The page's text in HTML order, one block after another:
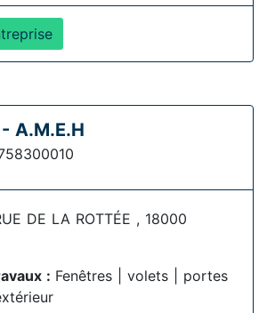
A.M.E.H
DE LA ROTTÉE , 18000
: Fenêtres | volets | portes